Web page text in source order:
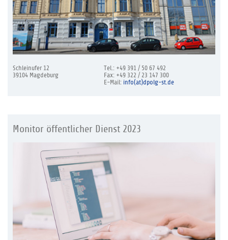
Schleinufer 12
39104 Magdeburg
Tel.: +49 391 / 50 67 492
Fax: +49 322 / 23 147 300
E-Mail: info(at)dpolg-st.de
Monitor öffentlicher Dienst 2023